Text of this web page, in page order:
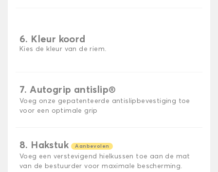
6. Kleur koord
Kies de kleur van de riem.
7. Autogrip antislip®
Voeg onze gepatenteerde antislipbevestiging toe
voor een optimale grip
8. Hakstuk Aanbevolen
Voeg een verstevigend hielkussen toe aan de mat
van de bestuurder voor maximale bescherming.